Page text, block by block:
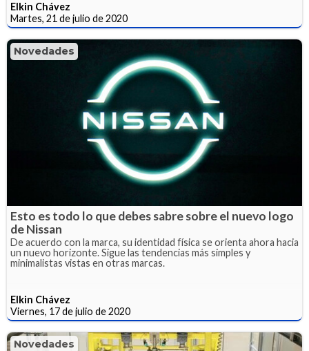
Elkin Chávez
Martes, 21 de julio de 2020
Novedades
Esto es todo lo que debes sabre sobre el nuevo logo
de Nissan
De acuerdo con la marca, su identidad física se orienta ahora hacia
un nuevo horizonte. Sigue las tendencias más simples y
minimalistas vistas en otras marcas.
Elkin Chávez
Viernes, 17 de julio de 2020
Novedades